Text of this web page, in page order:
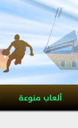
ألعاب منوعة